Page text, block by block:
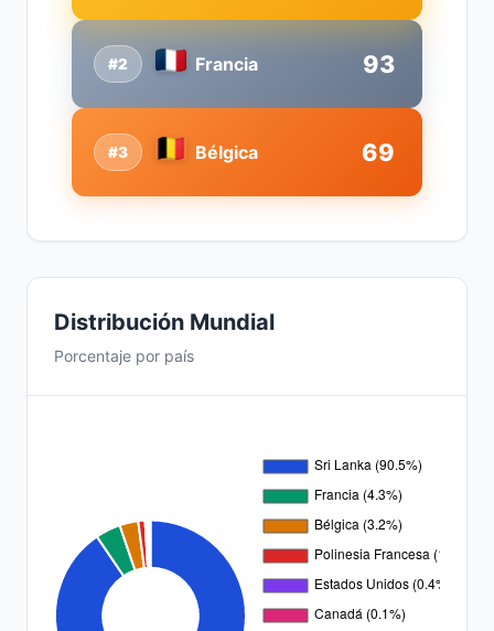
#2 Francia 93
#3 Bélgica 69
Distribución Mundial
Porcentaje por país